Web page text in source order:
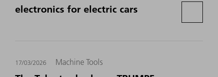
electronics for electric cars
17/03/2026 Machine Tools